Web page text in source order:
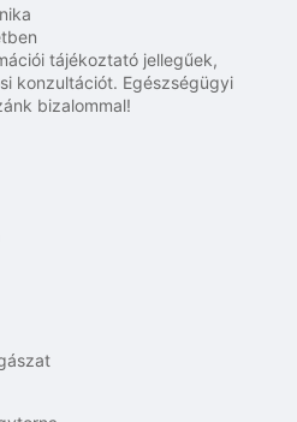
tájékoztató jellegűek,
konzultációt. Egészségügyi
bizalommal!